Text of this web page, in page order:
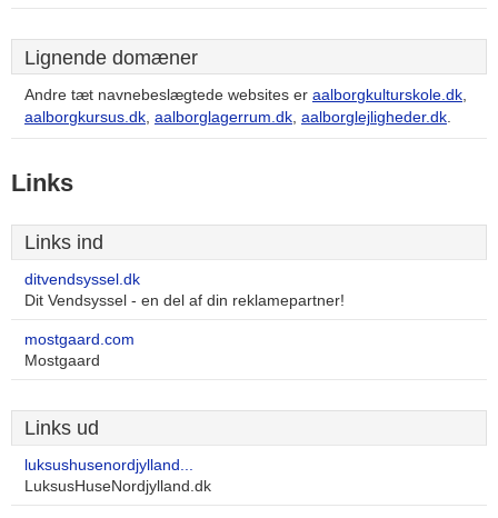
Lignende domæner
Andre tæt navnebeslægtede websites er aalborgkulturskole.dk,
aalborgkursus.dk, aalborglagerrum.dk, aalborglejligheder.dk.
Links
Links ind
ditvendsyssel.dk
Dit Vendsyssel - en del af din reklamepartner!
mostgaard.com
Mostgaard
Links ud
luksushusenordjylland...
LuksusHuseNordjylland.dk